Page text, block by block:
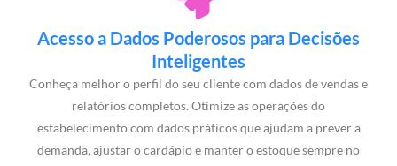
Acesso a Dados Poderosos para Decisões
Inteligentes
Conheça melhor o perfil do seu cliente com dados de vendas e
relatórios completos. Otimize as operações do
estabelecimento com dados práticos que ajudam a prever a
demanda, ajustar o cardápio e manter o estoque sempre no